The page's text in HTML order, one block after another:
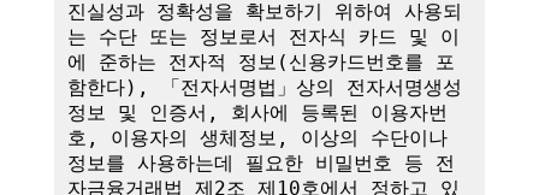
진실성과 정확성을 확보하기 위하여 사용되
는 수단 또는 정보로서 전자식 카드 및 이
에 준하는 전자적 정보(신용카드번호를 포
함한다), 「전자서명법」상의 전자서명생성
정보 및 인증서, 회사에 등록된 이용자번
호, 이용자의 생체정보, 이상의 수단이나
정보를 사용하는데 필요한 비밀번호 등 전
자금융거래법 제2조 제10호에서 정하고 있